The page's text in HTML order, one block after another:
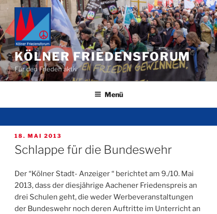
Zum
Inhalt
springen
KÖLNER FRIEDENSFORUM
Für den Frieden aktiv
Menü
VERÖFFENTLICHT
AM
18. MAI 2013
Schlappe für die Bundeswehr
Der “Kölner Stadt- Anzeiger “ berichtet am 9./10. Mai
2013, dass der diesjährige Aachener Friedenspreis an
drei Schulen geht, die weder Werbeveranstaltungen
der Bundeswehr noch deren Auftritte im Unterricht an